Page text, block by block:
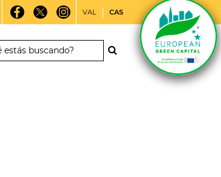
VAL CAS